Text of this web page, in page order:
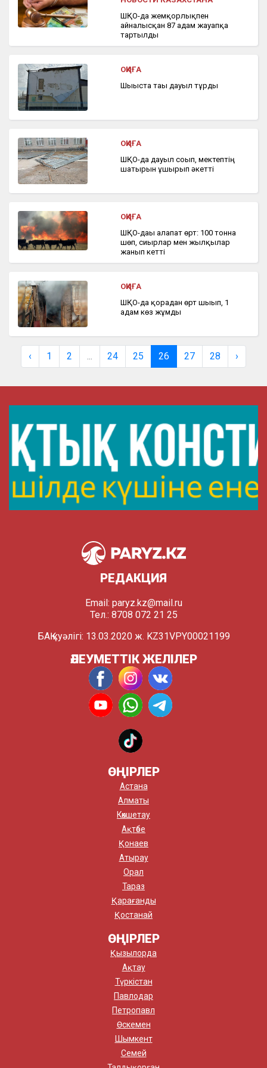
ШҚО-да жемқорлықпен
айналысқан 87 адам жауапқа
тартылды
ОҚИҒА
Шығыста тағы дауыл тұрды
ОҚИҒА
ШҚО-да дауыл соғып, мектептің
шатырын ұшырып әкетті
ОҚИҒА
ШҚО-дағы алапат өрт: 100 тонна
шөп, сиырлар мен жылқылар
жанып кетті
ОҚИҒА
ШҚО-да қорадан өрт шығып, 1
адам көз жұмды
‹ 1 2 ... 24 25 26 27 28 ›
РЕДАКЦИЯ
Email: paryz.kz@mail.ru
Тел.: 8708 072 21 25
БАҚ куәлігі: 13.03.2020 ж. KZ31VPY00021199
ӘЛЕУМЕТТІК ЖЕЛІЛЕР
ӨҢІРЛЕР
Астана
Алматы
Көкшетау
Ақтөбе
Қонаев
Атырау
Орал
Тараз
Қарағанды
Қостанай
ӨҢІРЛЕР
Қызылорда
Ақтау
Түркістан
Павлодар
Петропавл
Өскемен
Шымкент
Семей